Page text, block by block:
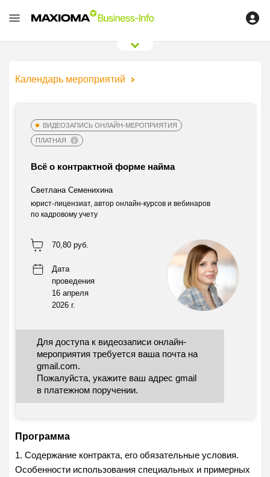
Календарь мероприятий
ВИДЕОЗАПИСЬ ОНЛАЙН-МЕРОПРИЯТИЯ
ПЛАТНАЯ
Всё о контрактной форме найма
Светлана Семенихина
юрист-лицензиат, автор онлайн-курсов и вебинаров
по кадровому учету
70,80 руб.
Дата
проведения
16 апреля
2026 г.
Для доступа к видеозаписи онлайн-
мероприятия требуется ваша почта на
gmail.com.
Пожалуйста, укажите ваш адрес gmail
в платежном поручении.
Программа
1. Содержание контракта, его обязательные условия.
Особенности использования специальных и примерных